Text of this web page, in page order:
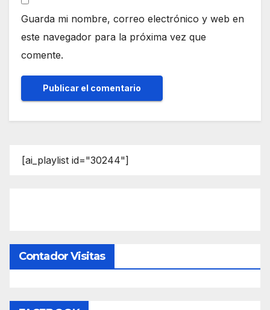
Guarda mi nombre, correo electrónico y web en
este navegador para la próxima vez que
comente.
[ai_playlist id="30244"]
Contador Visitas